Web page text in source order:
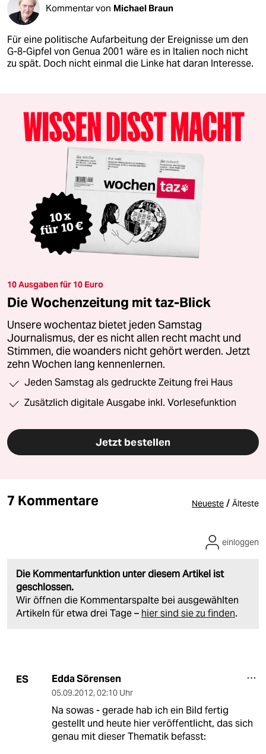
Kommentar von Michael Braun
Für eine politische Aufarbeitung der Ereignisse um den
G-8-Gipfel von Genua 2001 wäre es in Italien noch nicht
zu spät. Doch nicht einmal die Linke hat daran Interesse.
10 Ausgaben für 10 Euro
Die Wochenzeitung mit taz-Blick
Unsere wochentaz bietet jeden Samstag
Journalismus, der es nicht allen recht macht und
Stimmen, die woanders nicht gehört werden. Jetzt
zehn Wochen lang kennenlernen.
Jeden Samstag als gedruckte Zeitung frei Haus
Zusätzlich digitale Ausgabe inkl. Vorlesefunktion
Jetzt bestellen
7 Kommentare Neueste / Älteste
Die Kommentarfunktion unter diesem Artikel ist
geschlossen.
Wir öffnen die Kommentarspalte bei ausgewählten
Artikeln für etwa drei Tage – hier sind sie zu finden.
einloggen
ES Edda Sörensen
05.09.2012, 02:10 Uhr
Na sowas - gerade hab ich ein Bild fertig
gestellt und heute hier veröffentlicht, das sich
genau mit dieser Thematik befasst: